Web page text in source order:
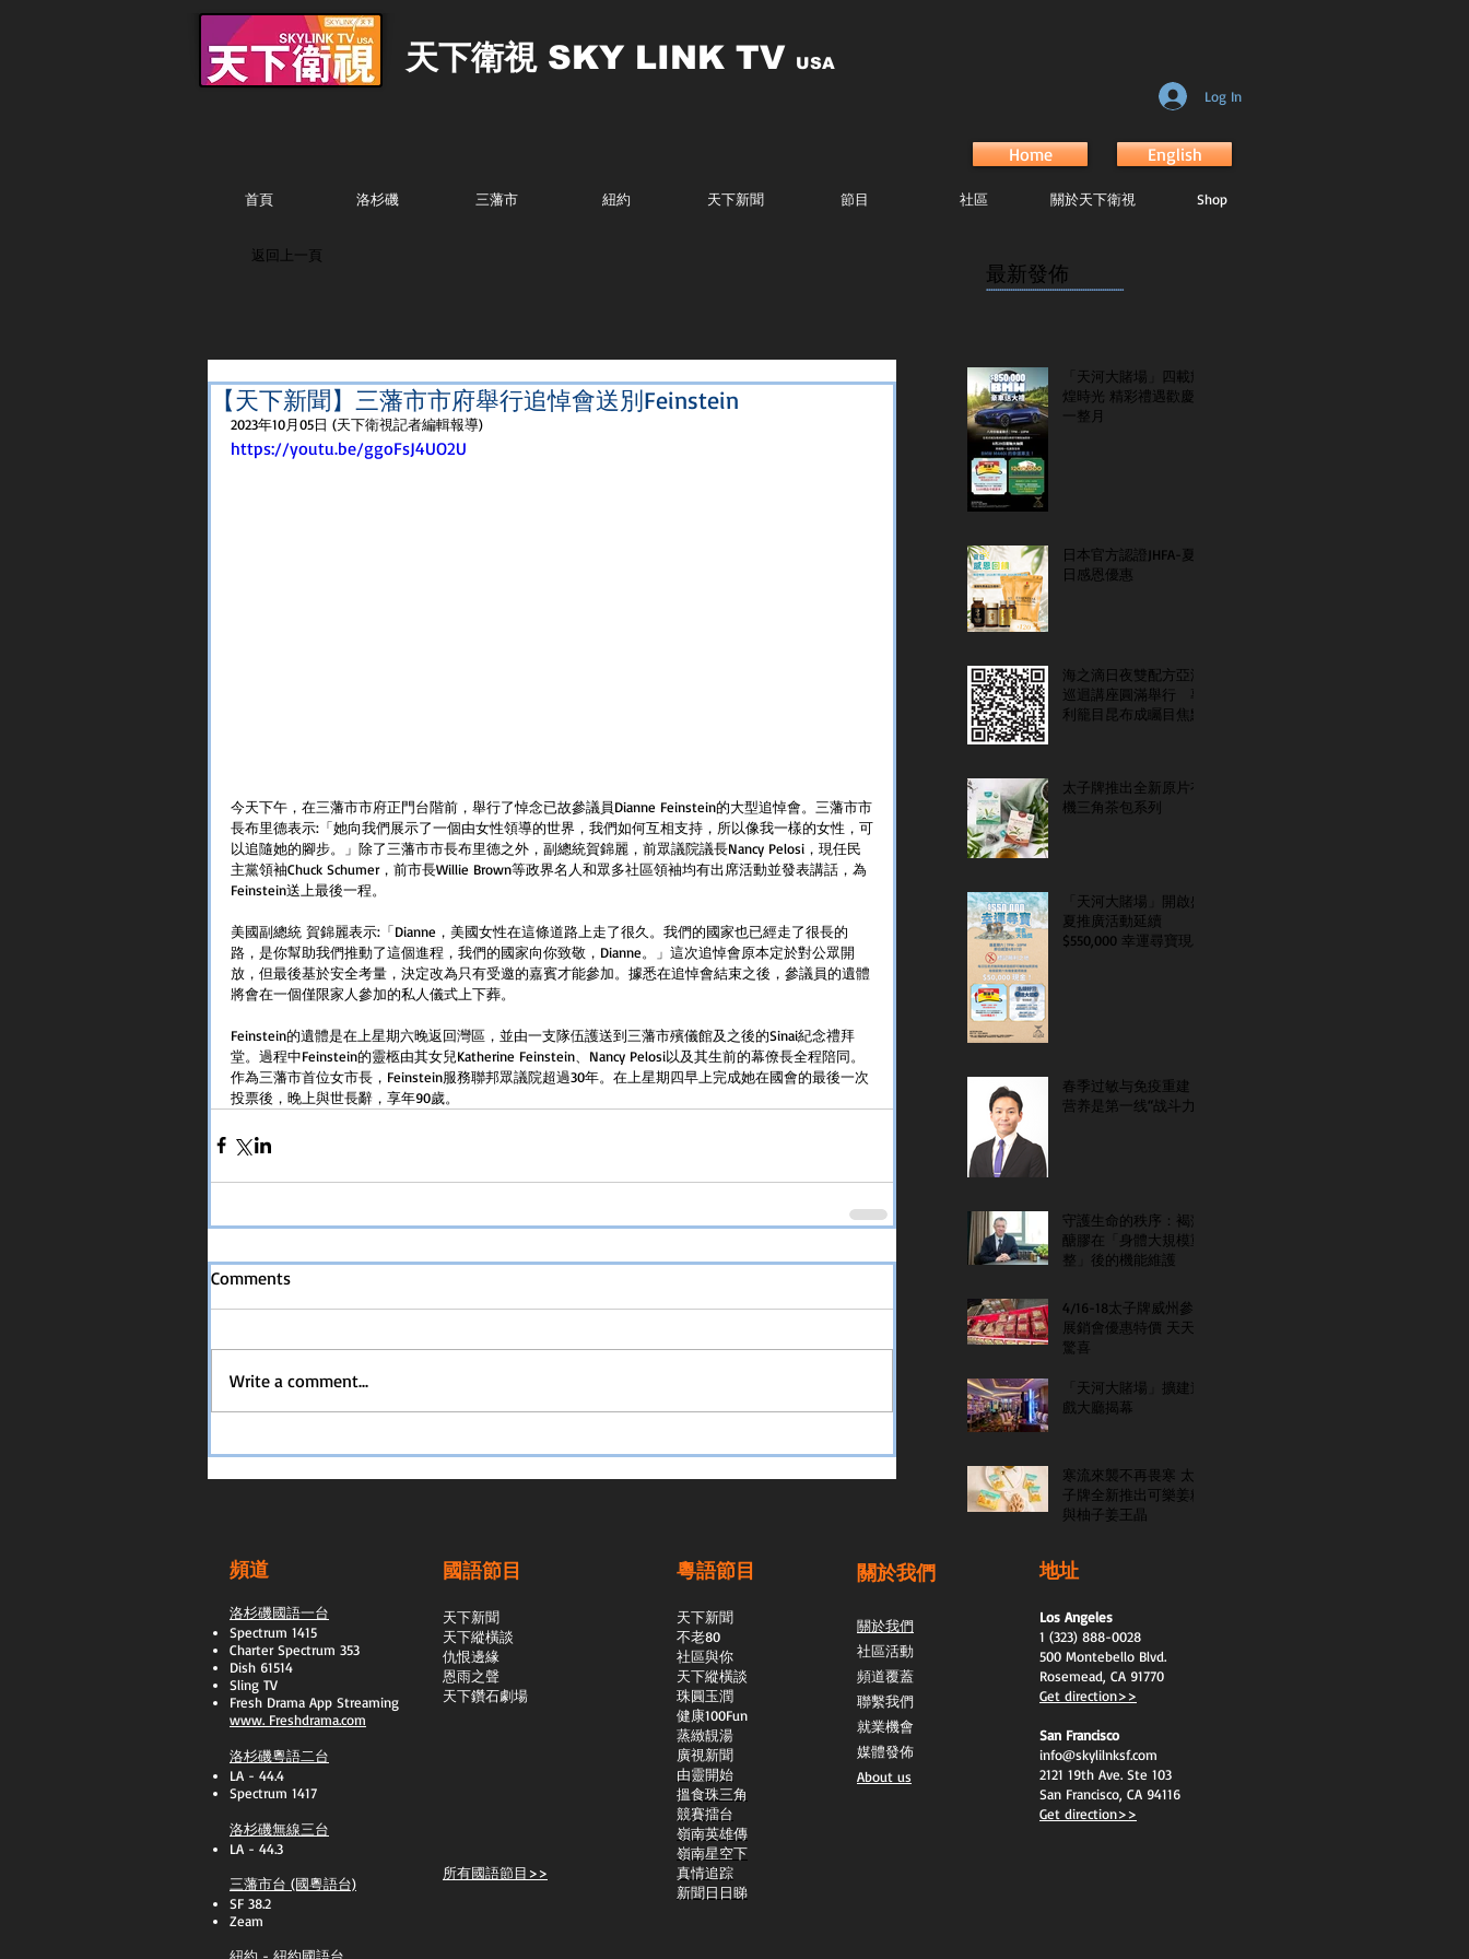
天下衛視SKY LINK TV USA
Log In
Home English
首頁 洛杉磯 三藩市 紐約 天下新聞 節目 社區 關於天下衛視 Shop
返回上一頁
【天下新聞】三藩市市府舉行追悼會送別Feinstein
2023年10月05日 (天下衛視記者編輯報導)
https://youtu.be/ggoFsJ4UO2U
今天下午，在三藩市市府正門台階前，舉行了悼念已故參議員Dianne Feinstein的大型追悼會。三藩市市
長布里德表示:「她向我們展示了一個由女性領導的世界，我們如何互相支持，所以像我一樣的女性，可
以追隨她的腳步。」除了三藩市市長布里德之外，副總統賀錦麗，前眾議院議長Nancy Pelosi，現任民
主黨領袖Chuck Schumer，前市長Willie Brown等政界名人和眾多社區領袖均有出席活動並發表講話，為
Feinstein送上最後一程。
美國副總統 賀錦麗表示:「Dianne，美國女性在這條道路上走了很久。我們的國家也已經走了很長的
路，是你幫助我們推動了這個進程，我們的國家向你致敬，Dianne。」這次追悼會原本定於對公眾開
放，但最後基於安全考量，決定改為只有受邀的嘉賓才能參加。據悉在追悼會結束之後，參議員的遺體
將會在一個僅限家人參加的私人儀式上下葬。
Feinstein的遺體是在上星期六晚返回灣區，並由一支隊伍護送到三藩市殯儀館及之後的Sinai紀念禮拜
堂。過程中Feinstein的靈柩由其女兒Katherine Feinstein、Nancy Pelosi以及其生前的幕僚長全程陪同。
作為三藩市首位女市長，Feinstein服務聯邦眾議院超過30年。在上星期四早上完成她在國會的最後一次
投票後，晚上與世長辭，享年90歲。
Comments
Write a comment...
最新發佈
...............................................................
「天河大賭場」四載輝
煌時光 精彩禮遇歡慶
一整月
日本官方認證JHFA-夏
日感恩優惠
海之滴日夜雙配方亞洲
巡迴講座圓滿舉行 專
利籠目昆布成矚目焦點
太子牌推出全新原片有
機三角茶包系列
「天河大賭場」開啟盛
夏推廣活動延續
$550,000 幸運尋寶現金
春季过敏与免疫重建：
营养是第一线“战斗力”
守護生命的秩序：褐藻
醣膠在「身體大規模重
整」後的機能維護
4/16-18太子牌威州參
展銷會優惠特價 天天
驚喜
「天河大賭場」擴建遊
戲大廳揭幕
寒流來襲不再畏寒 太
子牌全新推出可樂姜糖
與柚子姜王晶
頻道
洛杉磯國語一台
Spectrum 1415
Charter Spectrum 353
Dish 61514
Sling TV
​Fresh Drama App Streaming
www. Freshdrama.com
洛杉磯粵語二台
LA - 44.4
Spectrum 1417
洛杉磯無線三台
LA - 44.3
三藩市台 (國粵語台)
SF 38.2
Zeam
國語節目
天下新聞
天下縱橫談
​仇恨邊緣
恩雨之聲
天下鑽石劇場
所有國語節目>>
粵語節目
天下新聞
不老80
社區與你
天下縱橫談
​珠圓玉潤
​健康100Fun
蒸緻靚湯
​廣視新聞
由靈開始
搵食珠三角
競賽擂台
嶺南英雄傳
嶺南星空下
真情追踪
新聞日日睇
關於我們
關於我們
社區活動
頻道覆蓋
聯繫我們
就業機會
媒體發佈
About us
地址
Los Angeles
1 (323) 888-0028
500 Montebello Blvd.
Rosemead, CA 91770
Get direction>>
San Francisco
info@skylilnksf.com
2121 19th Ave. Ste 103
San Francisco, CA 94116
Get direction>>